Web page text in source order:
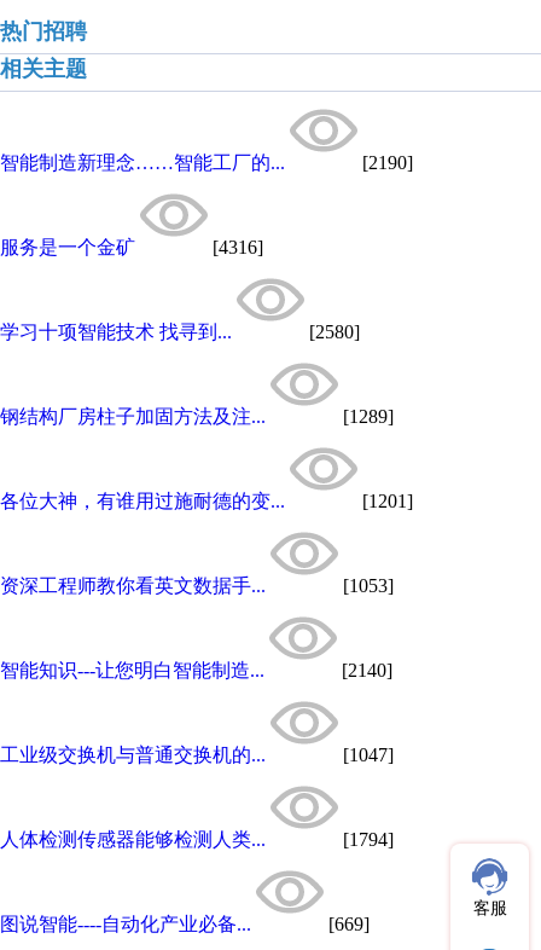
热门招聘
相关主题
智能制造新理念……智能工厂的... [2190]
服务是一个金矿 [4316]
学习十项智能技术 找寻到... [2580]
钢结构厂房柱子加固方法及注... [1289]
各位大神，有谁用过施耐德的变... [1201]
资深工程师教你看英文数据手... [1053]
智能知识---让您明白智能制造... [2140]
工业级交换机与普通交换机的... [1047]
人体检测传感器能够检测人类... [1794]
图说智能----自动化产业必备... [669]
客服